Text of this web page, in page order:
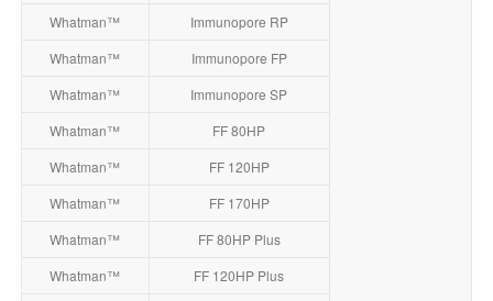
Whatman™
Immunopore RP
Whatman™
Immunopore FP
Whatman™
Immunopore SP
Whatman™
FF 80HP
Whatman™
FF 120HP
Whatman™
FF 170HP
Whatman™
FF 80HP Plus
Whatman™
FF 120HP Plus